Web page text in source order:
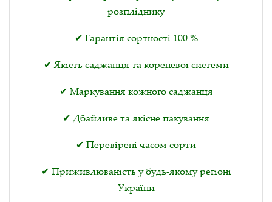
розпліднику
✔ Гарантія сортності 100 %
✔ Якість саджанця та кореневої системи
✔ Маркування кожного саджанця
✔ Дбайливе та якісне пакування
✔ Перевірені часом сорти
✔ Приживлюваність у будь-якому регіоні
України